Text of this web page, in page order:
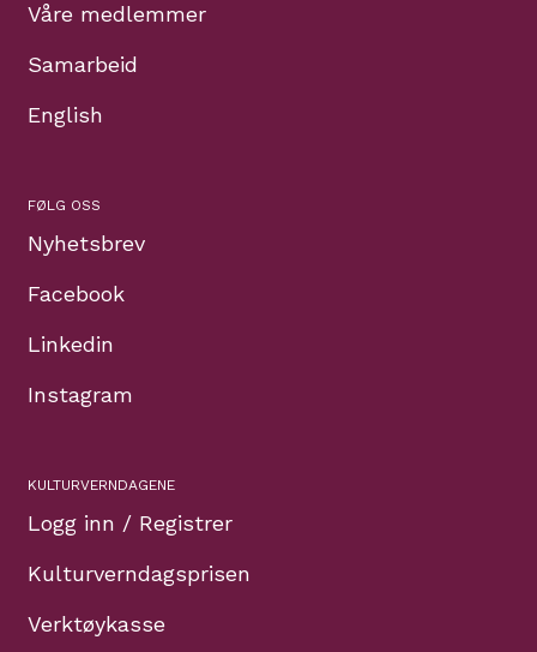
Våre medlemmer
Samarbeid
English
FØLG OSS
Nyhetsbrev
Facebook
Linkedin
Instagram
KULTURVERNDAGENE
Logg inn / Registrer
Kulturverndagsprisen
Verktøykasse